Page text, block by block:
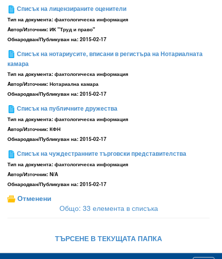
Списък на лицензираните оценители
Тип на документа: фактологическа информация
Aвтор/Източник: ИК "Труд и право"
Обнародван/Публикуван на: 2015-02-17
Списък на нотариусите, вписани в регистъра на Нотариалната
камара
Тип на документа: фактологическа информация
Aвтор/Източник: Нотариална камара
Обнародван/Публикуван на: 2015-02-17
Списък на публичните дружества
Тип на документа: фактологическа информация
Aвтор/Източник: КФН
Обнародван/Публикуван на: 2015-02-17
Списък на чуждестранните търговски представителства
Тип на документа: фактологическа информация
Aвтор/Източник: N/A
Обнародван/Публикуван на: 2015-02-17
Отменени
Общо: 33 елемента в списъка
ТЪРСЕНЕ В ТЕКУЩАТА ПАПКА